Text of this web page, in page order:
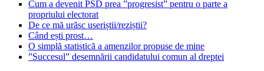
Cum a devenit PSD prea ”progresist” pentru o parte a
propriului electorat
De ce mă urăsc useriștii/reziștii?
Când ești prost…
O simplă statistică a amenzilor propuse de mine
”Succesul” desemnării candidatului comun al dreptei